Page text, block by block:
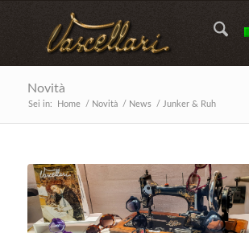
Novità
Sei in: Home / Novità / News / Junker & Ruh